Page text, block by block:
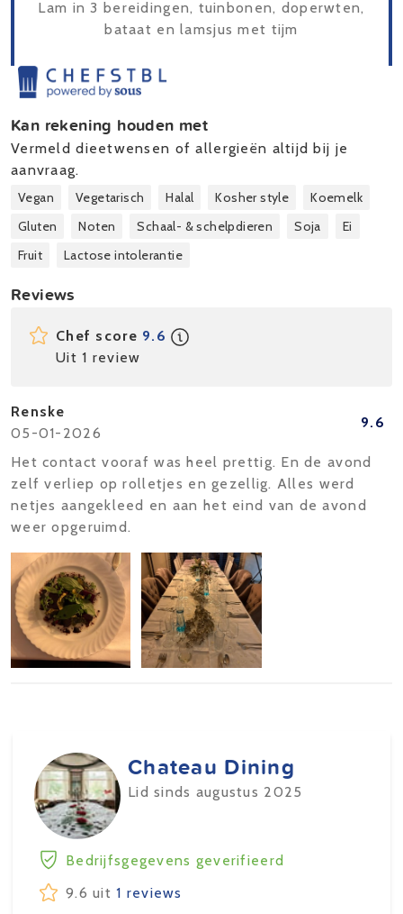
Lam in 3 bereidingen, tuinbonen, doperwten,
bataat en lamsjus met tijm
Kan rekening houden met
Vermeld dieetwensen of allergieën altijd bij je
aanvraag.
Vegan Vegetarisch Halal Kosher style
Koemelk
Gluten
Noten Schaal- & schelpdieren Soja
Ei
Fruit
Lactose intolerantie
Reviews
Chef score 9.6
Uit 1 review
Renske
05-01-2026
9.6
Het contact vooraf was heel prettig. En de avond
zelf verliep op rolletjes en gezellig. Alles werd
netjes aangekleed en aan het eind van de avond
weer opgeruimd.
Chateau Dining
Lid sinds augustus 2025
Bedrijfsgegevens geverifieerd
9.6 uit1 reviews